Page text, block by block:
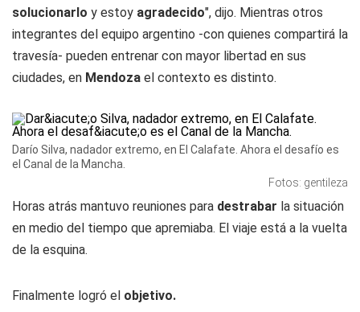
solucionarlo y estoy agradecido", dijo. Mientras otros
integrantes del equipo argentino -con quienes compartirá la
travesía- pueden entrenar con mayor libertad en sus
ciudades, en Mendoza el contexto es distinto.
Darío Silva, nadador extremo, en El Calafate. Ahora el desafío es
el Canal de la Mancha.
Fotos: gentileza
Horas atrás mantuvo reuniones para destrabar la situación
en medio del tiempo que apremiaba. El viaje está a la vuelta
de la esquina.
Finalmente logró el objetivo.